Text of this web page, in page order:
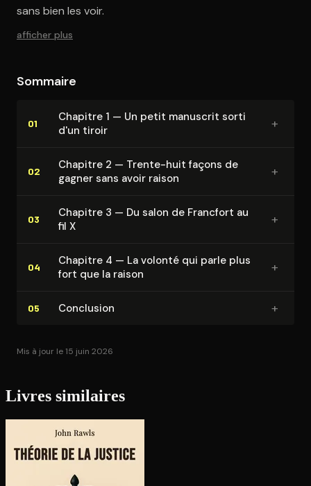
sans bien les voir.
afficher plus
Sommaire
01
Chapitre 1 — Un petit manuscrit sorti
d'un tiroir
+
02
Chapitre 2 — Trente-huit façons de
gagner sans avoir raison
+
03
Chapitre 3 — Du salon de Francfort au
fil X
+
04
Chapitre 4 — La volonté qui parle plus
fort que la raison
+
05 Conclusion +
Mis à jour le 15 juin 2026
Livres similaires